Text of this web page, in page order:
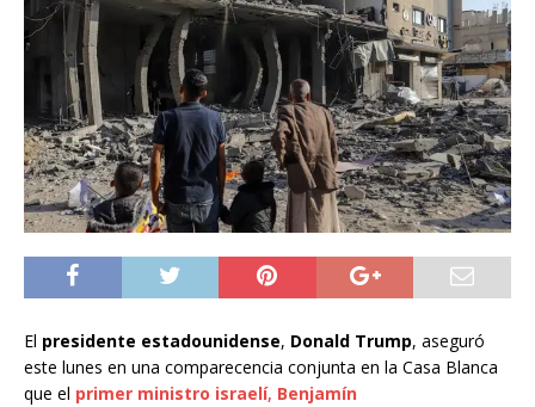
El presidente estadounidense, Donald Trump, aseguró
este lunes en una comparecencia conjunta en la Casa Blanca
que el primer ministro israelí, Benjamín